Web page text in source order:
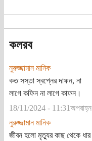
কলরব
নুরুজ্জামান মানিক
কত সস্তা স্বপ্নের দাফন, না
লাগে কফিন না লাগে কাফন।
18/11/2024 - 11:31অপরাহ্ন
নুরুজ্জামান মানিক
জীবন হলো মৃত্যুর কাছ থেকে ধার